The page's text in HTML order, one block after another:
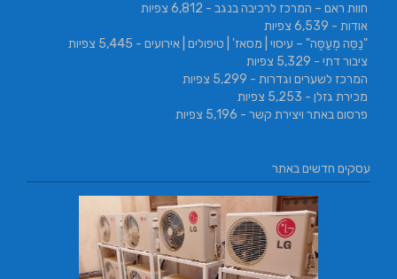
חוות ראם – המרכז לרכיבה בנגב - 6,812 צפיות
אודות - 6,539 צפיות
"נַסֵּה מְעַסֶּה" – עיסוי | מסאז' | טיפולים | אירועים - 5,445 צפיות
ציבור דתי - 5,329 צפיות
המרכז לשערים וגדרות - 5,299 צפיות
מכירת גזלן - 5,253 צפיות
פרסום באתר ויצירת קשר - 5,196 צפיות
עסקים חדשים באתר